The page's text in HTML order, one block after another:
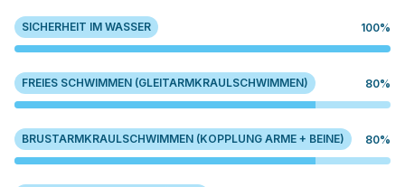
SICHERHEIT IM WASSER 100%
FREIES SCHWIMMEN (GLEITARMKRAULSCHWIMMEN) 80%
BRUSTARMKRAULSCHWIMMEN (KOPPLUNG ARME + BEINE) 80%